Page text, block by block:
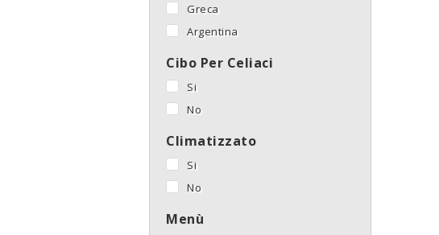
Greca
Argentina
Cibo Per Celiaci
Si
No
Climatizzato
Si
No
Menù